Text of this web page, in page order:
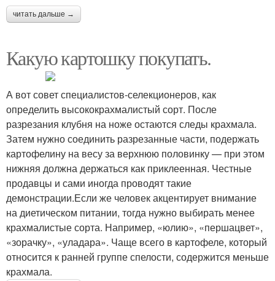
читать дальше →
Какую картошку покупать.
А вот совет специалистов-селекционеров, как
определить высококрахмалистый сорт. После
разрезания клубня на ноже остаются следы крахмала.
Затем нужно соединить разрезанные части, подержать
картофелину на весу за верхнюю половинку — при этом
нижняя должна держаться как приклеенная. Честные
продавцы и сами иногда проводят такие
демонстрации.Если же человек акцентирует внимание
на диетическом питании, тогда нужно выбирать менее
крахмалистые сорта. Например, «юлию», «першацвет»,
«зорачку», «уладара». Чаще всего в картофеле, который
относится к ранней группе спелости, содержится меньше
крахмала.